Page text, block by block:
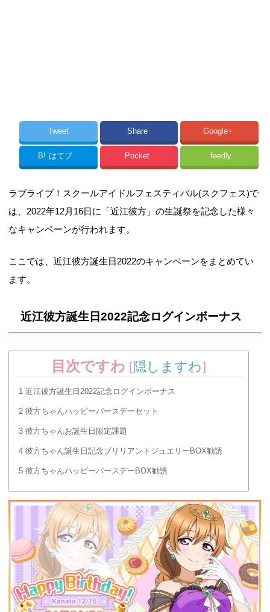
Tweet Share Google+
B! はてブ Pocket feedly
ラブライブ！スクールアイドルフェスティバル(スクフェス)で
は、2022年12月16日に「近江彼方」の生誕祭を記念した様々
なキャンペーンが行われます。
ここでは、近江彼方誕生日2022のキャンペーンをまとめてい
ます。
近江彼方誕生日2022記念ログインボーナス
目次ですわ [隠しますわ]
1 近江彼方誕生日2022記念ログインボーナス
2 彼方ちゃんハッピーバースデーセット
3 彼方ちゃんお誕生日限定課題
4 彼方ちゃん誕生日記念ブリリアントジュエリーBOX勧誘
5 彼方ちゃんハッピーバースデーBOX勧誘